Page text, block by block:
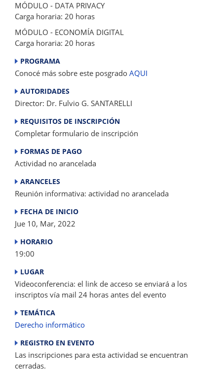
MÓDULO - DATA PRIVACY
Carga horaria: 20 horas
MÓDULO - ECONOMÍA DIGITAL
Carga horaria: 20 horas
PROGRAMA
Conocé más sobre este posgrado AQUI
AUTORIDADES
Director: Dr. Fulvio G. SANTARELLI
REQUISITOS DE INSCRIPCIÓN
Completar formulario de inscripción
FORMAS DE PAGO
Actividad no arancelada
ARANCELES
Reunión informativa: actividad no arancelada
FECHA DE INICIO
Jue 10, Mar, 2022
HORARIO
19:00
LUGAR
Videoconferencia: el link de acceso se enviará a los
inscriptos vía mail 24 horas antes del evento
TEMÁTICA
Derecho informático
REGISTRO EN EVENTO
Las inscripciones para esta actividad se encuentran
cerradas.